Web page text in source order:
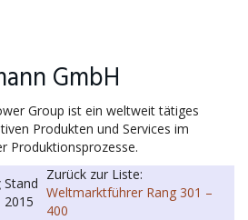
GmbH
Group ist ein weltweit tätiges
Produkten und Services im
Produktionsprozesse.
Stand
2015
Zurück zur Liste:
Weltmarktführer Rang 301 –
400